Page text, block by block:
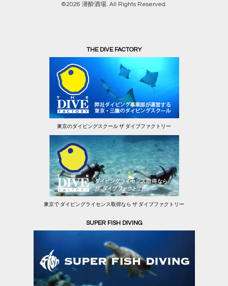
©2026 潜酔酒場. All Rights Reserved.
THE DIVE FACTORY
東京のダイビングスクール ザ ダイブファクトリー
東京で ダイビングライセンス取得なら ザ ダイブファクトリー
SUPER FISH DIVING